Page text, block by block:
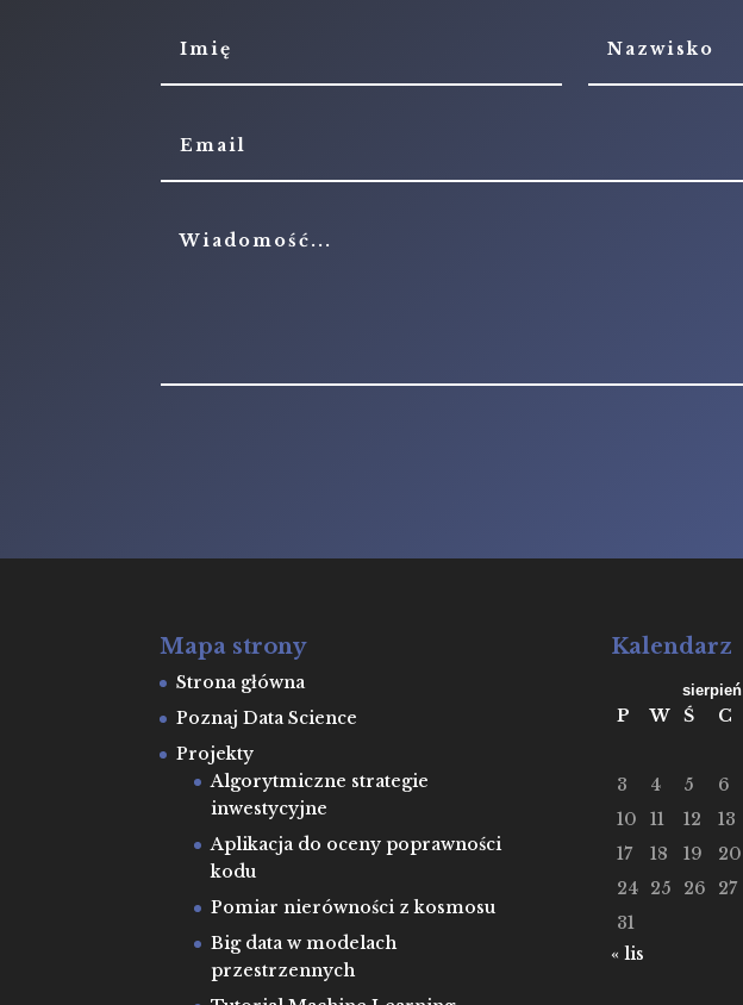
Mapa strony
Strona główna
Poznaj Data Science
Projekty
Algorytmiczne strategie
inwestycyjne
Aplikacja do oceny poprawności
kodu
Pomiar nierówności z kosmosu
Big data w modelach
przestrzennych
Kalendarz
sierpień
P W Ś C
3
4 5 6
10
11 12 13
17
18 19 20
24
25 26 27
31
« lis